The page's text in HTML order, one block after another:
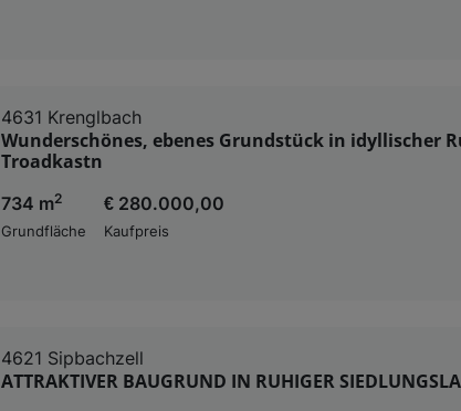
4631 Krenglbach
Wunderschönes, ebenes Grundstück in idyllischer
Troadkastn
734 m2
Grundfläche
€ 280.000,00
Kaufpreis
4621 Sipbachzell
ATTRAKTIVER BAUGRUND IN RUHIGER